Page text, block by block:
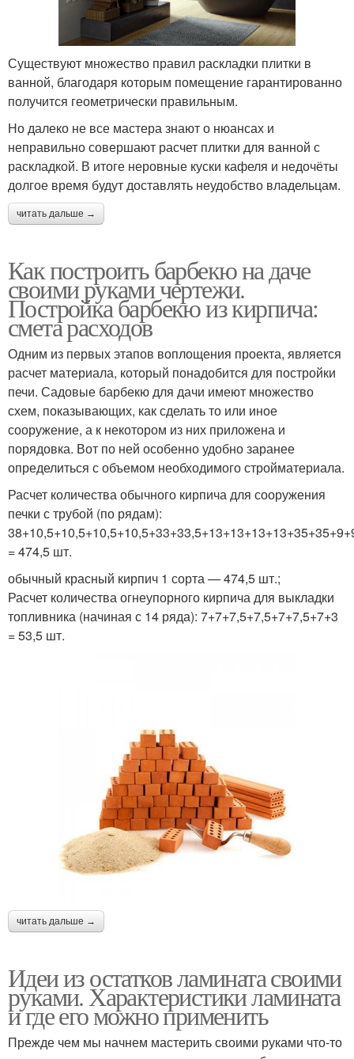
Существуют множество правил раскладки плитки в
ванной, благодаря которым помещение гарантированно
получится геометрически правильным.
Но далеко не все мастера знают о нюансах и
неправильно совершают расчет плитки для ванной с
раскладкой. В итоге неровные куски кафеля и недочёты
долгое время будут доставлять неудобство владельцам.
читать дальше →
Как построить барбекю на даче
своими руками чертежи.
Постройка барбекю из кирпича:
смета расходов
Одним из первых этапов воплощения проекта, является
расчет материала, который понадобится для постройки
печи. Садовые барбекю для дачи имеют множество
схем, показывающих, как сделать то или иное
сооружение, а к некотором из них приложена и
порядовка. Вот по ней особенно удобно заранее
определиться с объемом необходимого стройматериала.
Расчет количества обычного кирпича для сооружения
печки с трубой (по рядам):
= 474,5 шт.
обычный красный кирпич 1 сорта — 474,5 шт.;
Расчет количества огнеупорного кирпича для выкладки
топливника (начиная с 14 ряда): 7+7+7,5+7,5+7+7,5+7+3
= 53,5 шт.
читать дальше →
Идеи из остатков ламината своими
руками. Характеристики ламината
и где его можно применить
Прежде чем мы начнем мастерить своими руками что-то